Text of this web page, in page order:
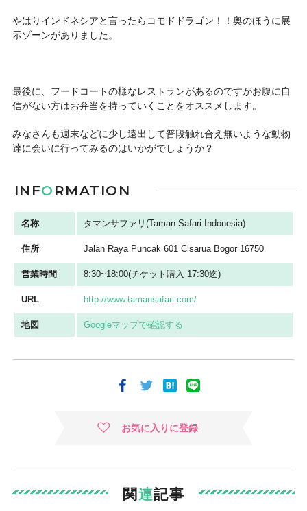
やはりインドネシアと言ったら コモドドラゴン ！！奥のほうに展
示ゾーンがありました。
最後に、フードコートの様なレストランがあるのですがお腹に自
信がない方はお弁当を持っていくことをオススメします。
みなさんも週末などに少し遠出して普段触れ合え無いような動物
達に会いに行ってみるのはいかがでしょうか？
INFO RMATION
名称 タマンサファリ(Taman Safari Indonesia)
住所 Jalan Raya Puncak 601 Cisarua Bogor 16750
営業時間 8:30~18:00(チケット購入 17:30迄)
URL http://www.tamansafari.com/
地図 Googleマップで確認する
お気に入りに登録
関連記事